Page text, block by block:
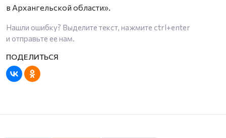
в Архангельской области».
Нашли ошибку? Выделите текст, нажмите ctrl+enter
и отправьте ее нам.